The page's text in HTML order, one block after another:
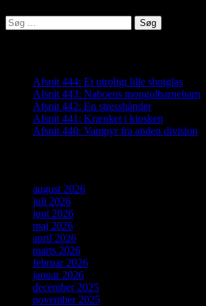
Søg
efter:
Afsnit 444: Et utroligt lille shotglas
Afsnit 443: Naboens mongolbarnebarn
Afsnit 442: En stresshånder
Afsnit 441: Krænket i kiosken
Afsnit 440: Vampyr fra anden division
august 2026
juli 2026
juni 2026
maj 2026
april 2026
marts 2026
februar 2026
januar 2026
december 2025
november 2025